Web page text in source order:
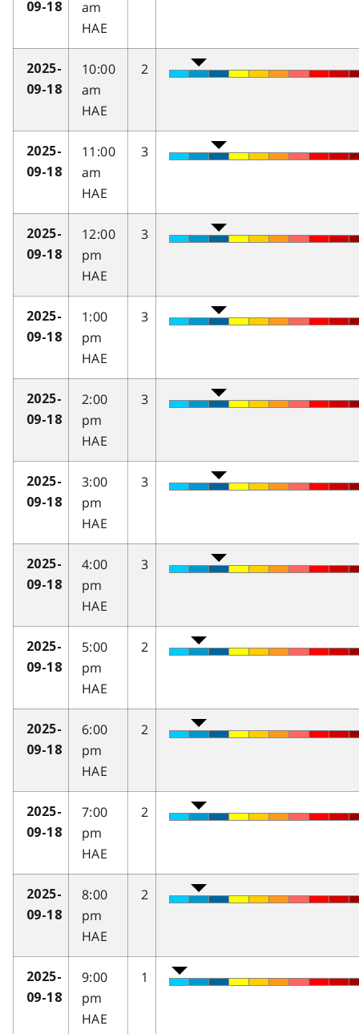
09-18
am
HAE
2025-
09-18
10:00
am
HAE
2
2025-
09-18
11:00
am
HAE
3
2025-
09-18
12:00
pm
HAE
3
2025-
09-18
1:00
pm
HAE
3
2025-
09-18
2:00
pm
HAE
3
2025-
09-18
3:00
pm
HAE
3
2025-
09-18
4:00
pm
HAE
3
2025-
09-18
5:00
pm
HAE
2
2025-
09-18
6:00
pm
HAE
2
2025-
09-18
7:00
pm
HAE
2
2025-
09-18
8:00
pm
HAE
2
2025-
09-18
9:00
pm
HAE
1